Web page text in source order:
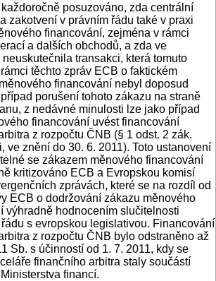
posuzováno, zda centrální
zakotvení v právním řádu také v praxi
financování, zejména v rámci
a dalších obchodů, a zda ve
transakci, která tomuto
těchto zpráv ECB o faktickém
financování nebyl doposud
porušení tohoto zákazu na straně
z nedávné minulosti lze jako případ
financování uvést financování
z rozpočtu ČNB (§ 1 odst. 2 zák.
ve znění do 30. 6. 2011). Toto ustanovení
se zákazem měnového financování
kritizováno ECB a Evropskou komisí
zprávách, které se na rozdíl od
ECB o dodržování zákazu měnového
výhradně hodnocením slučitelnosti
s evropskou legislativou. Financování
z rozpočtu ČNB bylo odstraněno až
Sb. s účinností od 1. 7. 2011, kdy se
finančního arbitra staly součástí
financí.